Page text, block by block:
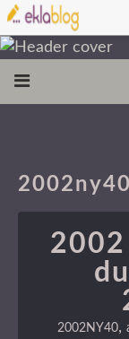
2002ny40
2002NY40,